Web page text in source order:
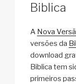
Biblica
A Nova
versões da
download
Biblica tem
primeiros